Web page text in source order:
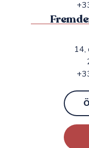
14,